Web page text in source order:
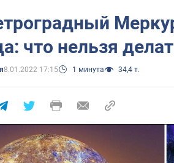
что нельзя
8.01.2022 17:15 1 минута 34,4 т.